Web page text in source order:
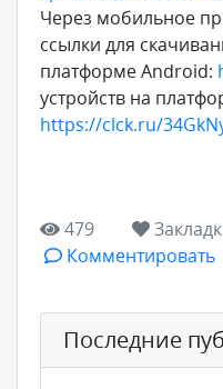
Через мобильное
ссылки для
платформе Android:
устройств на
https://clck.ru/
479
Комментировать
Последние